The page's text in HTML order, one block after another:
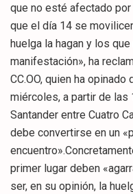
que no esté afectado
que el día 14 se
huelga la hagan y los
manifestación», ha
CC.OO, quien ha
miércoles, a partir de las
Santander entre Cuatro
debe convertirse en un
primer lugar deben
ser, en su opinión, la